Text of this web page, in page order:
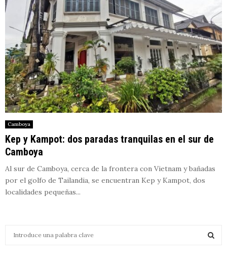
Camboya
Kep y Kampot: dos paradas tranquilas en el sur de
Camboya
Al sur de Camboya, cerca de la frontera con Vietnam y bañadas
por el golfo de Tailandia, se encuentran Kep y Kampot, dos
localidades pequeñas...